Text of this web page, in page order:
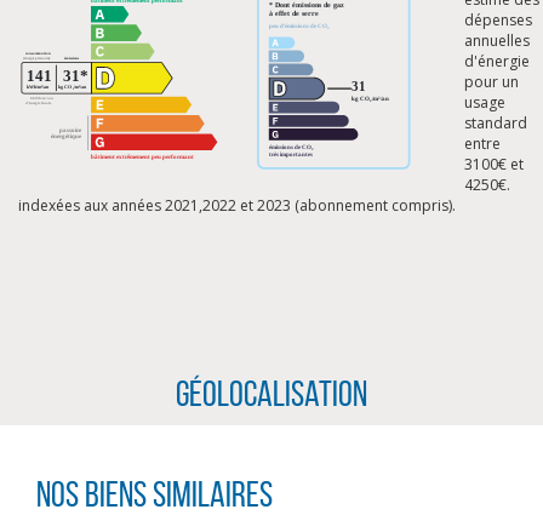
dépenses
annuelles
d'énergie
pour un
usage
standard
entre
3100€ et
4250€.
indexées aux années 2021,2022 et 2023 (abonnement compris).
Géolocalisation
Nos biens similaires